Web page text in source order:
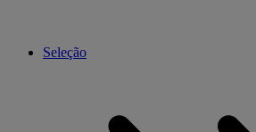
Seleção